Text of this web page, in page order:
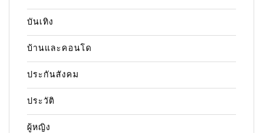
บันเทิง
บ้านและคอนโด
ประกันสังคม
ประวัติ
ผู้หญิง